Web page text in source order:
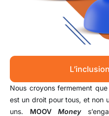
Nous croyons fermement
est un droit pour tous, et non
uns. MOOVMoney